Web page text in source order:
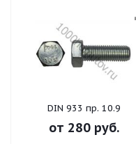
DIN 933 пр. 10.9
от 280 руб.